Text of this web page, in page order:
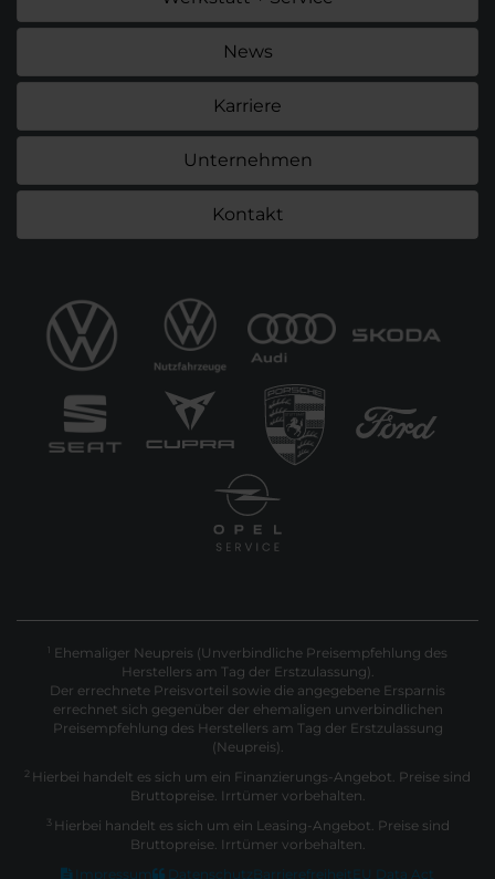
News
Karriere
Unternehmen
Kontakt
1 Ehemaliger Neupreis (Unverbindliche Preisempfehlung des
Herstellers am Tag der Erstzulassung).
Der errechnete Preisvorteil sowie die angegebene Ersparnis
errechnet sich gegenüber der ehemaligen unverbindlichen
Preisempfehlung des Herstellers am Tag der Erstzulassung
(Neupreis).
2 Hierbei handelt es sich um ein Finanzierungs-Angebot. Preise sind
Bruttopreise. Irrtümer vorbehalten.
3 Hierbei handelt es sich um ein Leasing-Angebot. Preise sind
Bruttopreise. Irrtümer vorbehalten.
Impressum
Datenschutz Barrierefreiheit EU Data Act